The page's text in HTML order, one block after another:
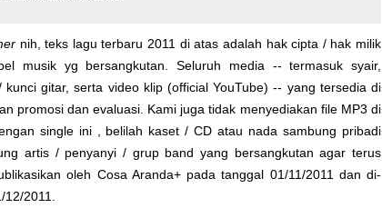
nih, teks lagu terbaru 2011 di atas adalah hak cipta / hak milik
musik yg bersangkutan. Seluruh media -- termasuk syair,
gitar, serta video klip (official YouTube) -- yang tersedia di
promosi dan evaluasi. Kami juga tidak menyediakan file MP3 di
single ini , belilah kaset / CD atau nada sambung pribadi
artis / penyanyi / grup band yang bersangkutan agar terus
oleh Cosa Aranda+pada tanggal 01/11/2011 dan di-
2011.